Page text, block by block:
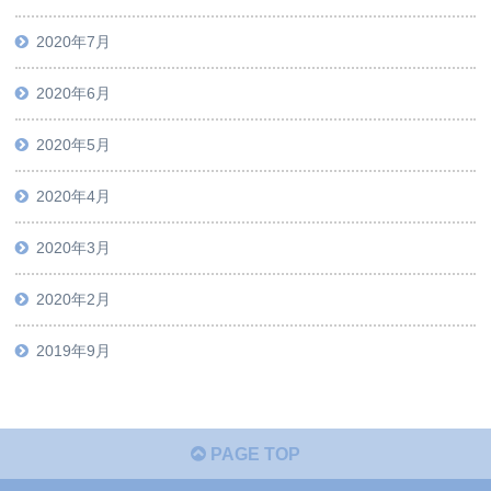
2020年7月
2020年6月
2020年5月
2020年4月
2020年3月
2020年2月
2019年9月
PAGE TOP